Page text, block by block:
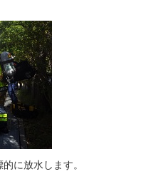
に放水します。